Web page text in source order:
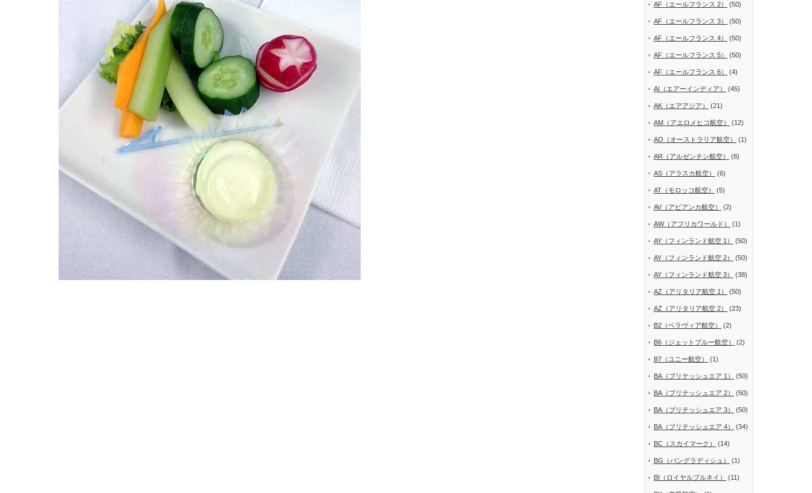
AF（エールフランス 2） (50)
AF（エールフランス 3） (50)
AF（エールフランス 4） (50)
AF（エールフランス 5） (50)
AF（エールフランス 6） (4)
AI（エアーインディア） (45)
AK（エアアジア） (21)
AM（アエロメヒコ航空） (12)
AO（オーストラリア航空） (1)
AR（アルゼンチン航空） (8)
AS（アラスカ航空） (6)
AT（モロッコ航空） (5)
AV（アビアンカ航空） (2)
AW（アフリカワールド） (1)
AY（フィンランド航空 1） (50)
AY（フィンランド航空 2） (50)
AY（フィンランド航空 3） (38)
AZ（アリタリア航空 1） (50)
AZ（アリタリア航空 2） (23)
B2（ベラヴィア航空） (2)
B6（ジェットブルー航空） (2)
B7（ユニー航空） (1)
BA（ブリテッシュエア 1） (50)
BA（ブリテッシュエア 2） (50)
BA（ブリテッシュエア 3） (50)
BA（ブリテッシュエア 4） (34)
BC（スカイマーク） (14)
BG（バングラディシュ） (1)
BI（ロイヤルブルネイ） (11)